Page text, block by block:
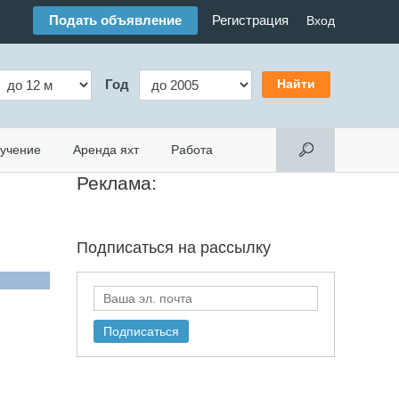
Подать объявление Регистрация Вход
Год
Аренда яхт Работа
Реклама:
Подписаться на рассылку